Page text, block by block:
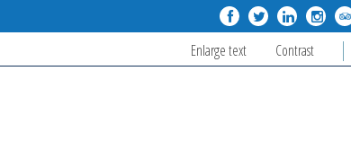
Enlarge text Contrast